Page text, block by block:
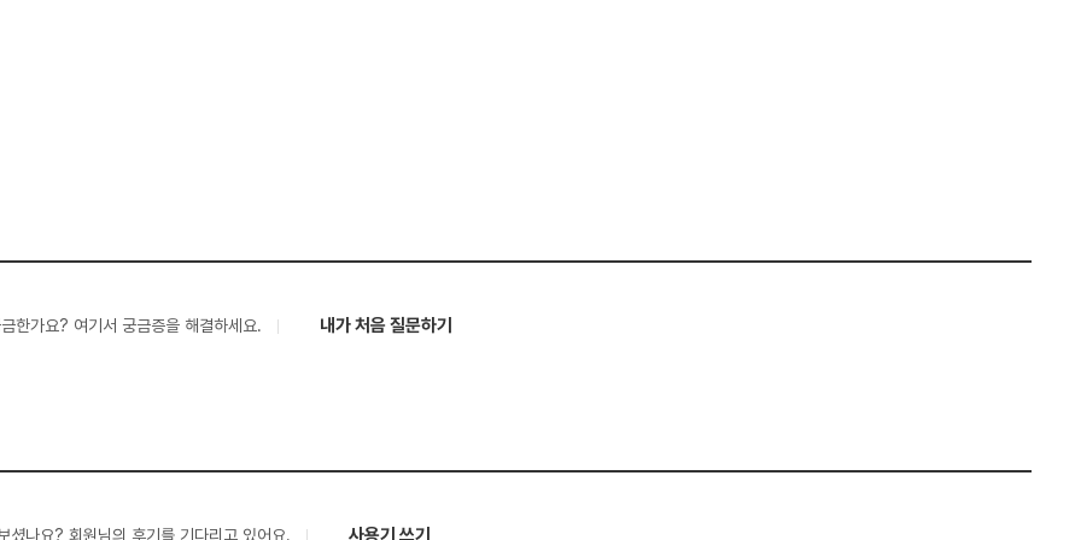
한가요? 여기서 궁금증을 해결하세요. 내가 처음 질문하기
셨나요? 회원님의 후기를 기다리고 있어요. 사용기 쓰기